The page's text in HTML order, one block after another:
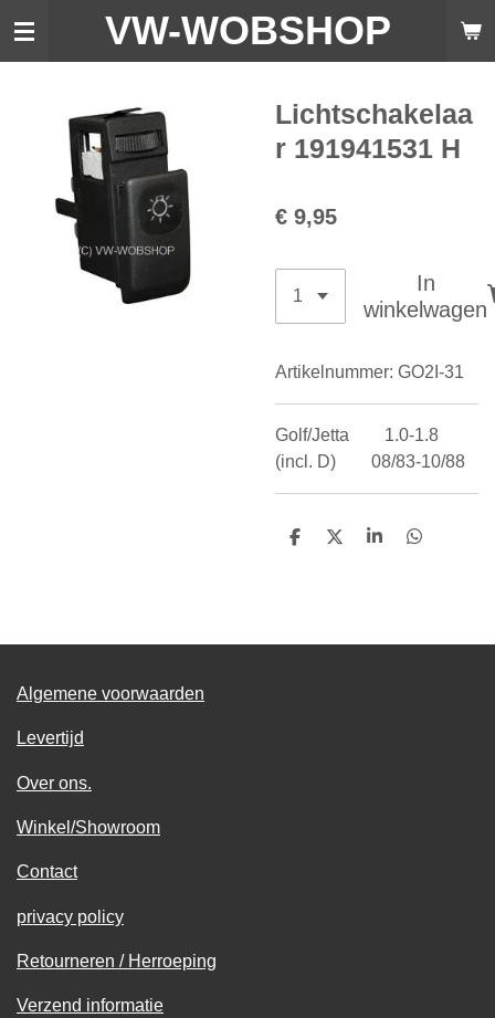
Ga
hoofdinhoud
VW-WOBSHOP
Lichtschakelaa
r 191941531 H
€ 9,95
In
winkelwagen
Artikelnummer: GO2I-31
Golf/Jetta 1.0-1.8
(incl. D) 08/83-10/88
D
D
S
D
Algemene voorwaarden
Levertijd
Over ons.
Winkel/Showroom
Contact
privacy policy
Retourneren / Herroeping
Verzend informatie